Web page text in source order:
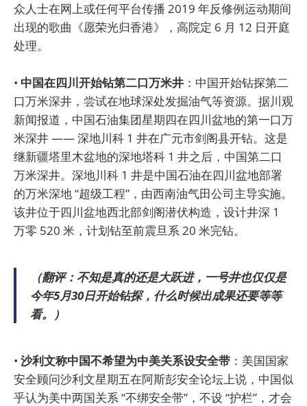
众人士在网上或任何平台传播 2019 年反修例运动期间
出现的歌曲《愿荣光归香港》，高院定 6 月 12 日开庭
处理。
• 中国在四川开始钻第二口万米井 ：中国开始钻探第二
口万米深井，尝试在地球深处发掘油气等资源。据川观
新闻报道，中国石油集团星期四在四川盆地的第一口万
米深井 —— 深地川科 1 井在广元市剑阁县开钻。这是
继新疆塔里木盆地的深地塔科 1 井之后，中国第二口
万米深井。深地川科 1 井是中国石油在四川盆地部署
的万米深地 “超级工程”，由西南油气田公司主导实施。
该井位于四川盆地西北部剑阁潜伏构造，设计井深 1
万零 520 米，计划钻至前震旦系 20 米完钻。
（翻评：不知是真的还是大跃进，一号井也仅仅是
今年5月30日开始钻探，什么时候出成果还要等等
看。）
• 沙利文称中国不希望为中美关系设安全带 ：美国国家
安全顾问沙利文星期五在阿斯彭安全论坛上说，中国似
乎认为美中两国关系 “不绑安全带”，不设 “护栏”，才会